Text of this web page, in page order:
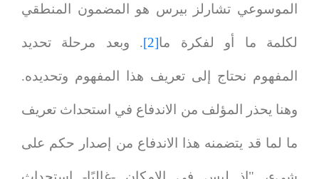
الموسوعي تشارلز بيرس هو المضمون المنطقي
لكلمة ما أو لفكرة ما[2] . وبعد مرحلة تحديد
المفهوم نحتاج إلى تعريف هذا المفهوم وتحديده.
وهنا يحذر المؤلف من الاندفاع في استحداث تعريف
ما لما قد يتضمنه هذا الاندفاع من إصدار حكم على